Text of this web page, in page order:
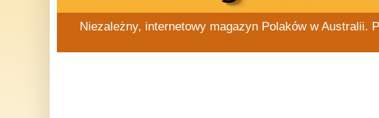
Niezależny, internetowy magazyn Polaków w Australii.